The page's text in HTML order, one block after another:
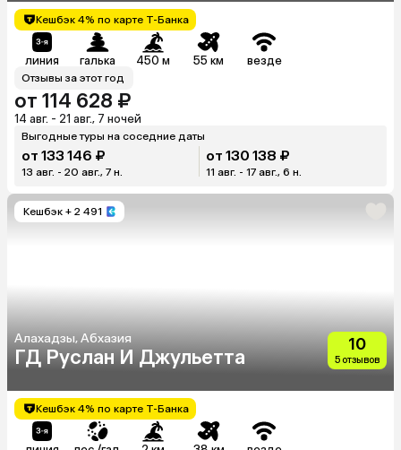
Кешбэк 4% по карте Т-Банка
линия галька 450 м 55 км везде
Отзывы за этот год
от 114 628 ₽
14 авг. - 21 авг., 7 ночей
Выгодные туры на соседние даты
от 133 146 ₽
13 авг. - 20 авг., 7 н.
от 130 138 ₽
11 авг. - 17 авг., 6 н.
Кешбэк + 2 491
Алахадзы, Абхазия
ГД Руслан И Джульетта
10
5 отзывов
Кешбэк 4% по карте Т-Банка